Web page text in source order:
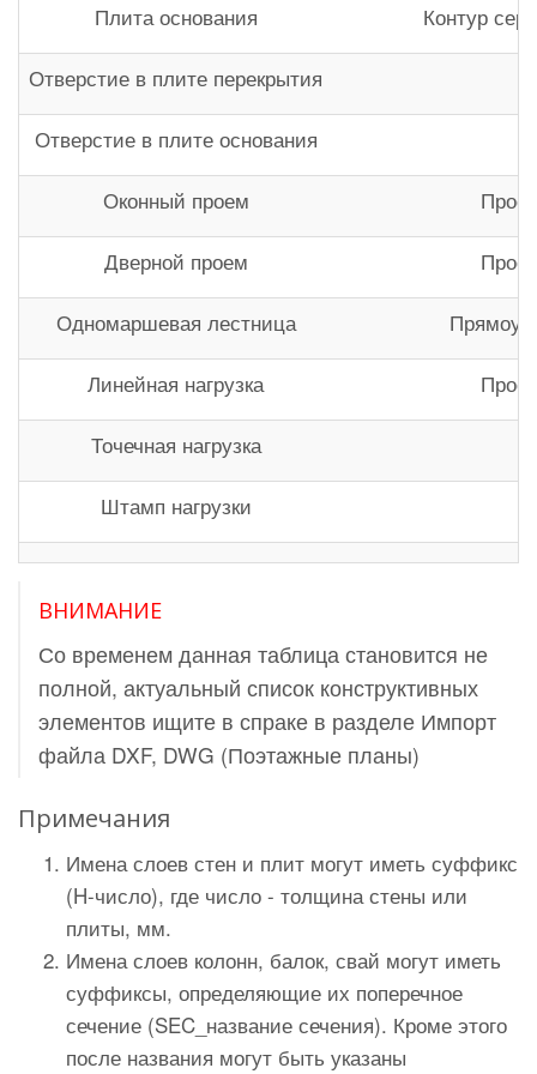
Плита основания Контур
Отверстие в плите перекрытия
Отверстие в плите основания
Оконный проем
Дверной проем
Одномаршевая лестница
Линейная нагрузка
Точечная нагрузка
Штамп нагрузки
ВНИМАНИЕ
Со временем данная таблица становится не
полной, актуальный список конструктивных
элементов ищите в спраке в разделе Импорт
файла DXF, DWG (Поэтажные планы)
Примечания
Имена слоев стен и плит могут иметь суффикс
(H-число), где число - толщина стены или
плиты, мм.
Имена слоев колонн, балок, свай могут иметь
суффиксы, определяющие их поперечное
сечение (SEC_название сечения). Кроме этого
после названия могут быть указаны